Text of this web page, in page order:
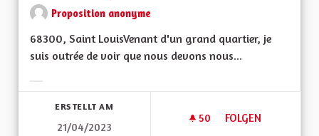
Proposition anonyme
68300, Saint LouisVenant d'un grand quartier, je
suis outrée de voir que nous devons nous...
ERSTELLT AM
21/04/2023
50 50 FOLLOWER
FOLGEN
DES BENNES DE